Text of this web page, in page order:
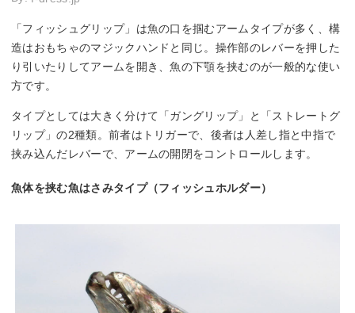
「フィッシュグリップ」は魚の口を掴むアームタイプが多く、構
造はおもちゃのマジックハンドと同じ。操作部のレバーを押した
り引いたりしてアームを開き、魚の下顎を挟むのが一般的な使い
方です。
タイプとしては大きく分けて「ガングリップ」と「ストレートグ
リップ」の2種類。前者はトリガーで、後者は人差し指と中指で
挟み込んだレバーで、アームの開閉をコントロールします。
魚体を挟む魚はさみタイプ（フィッシュホルダー）